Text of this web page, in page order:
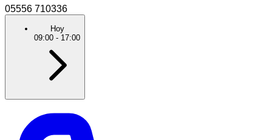
05556 710336
Hoy
09:00 - 17:00